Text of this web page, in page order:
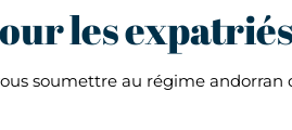
les
soumettre au régime andorran